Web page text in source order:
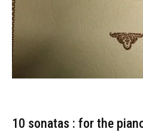
10 sonatas : for the